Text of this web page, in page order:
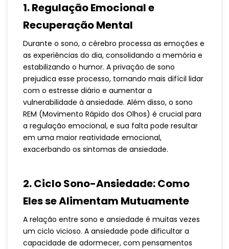
1.Regulação Emocional e
Recuperação Mental
Durante o sono, o cérebro processa as emoções e
as experiências do dia, consolidando a memória e
estabilizando o humor. A privação de sono
prejudica esse processo, tornando mais difícil lidar
com o estresse diário e aumentar a
vulnerabilidade à ansiedade. Além disso, o sono
REM (Movimento Rápido dos Olhos) é crucial para
a regulação emocional, e sua falta pode resultar
em uma maior reatividade emocional,
exacerbando os sintomas de ansiedade.
2.Ciclo Sono-Ansiedade: Como
Eles se Alimentam Mutuamente
A relação entre sono e ansiedade é muitas vezes
um ciclo vicioso. A ansiedade pode dificultar a
capacidade de adormecer, com pensamentos